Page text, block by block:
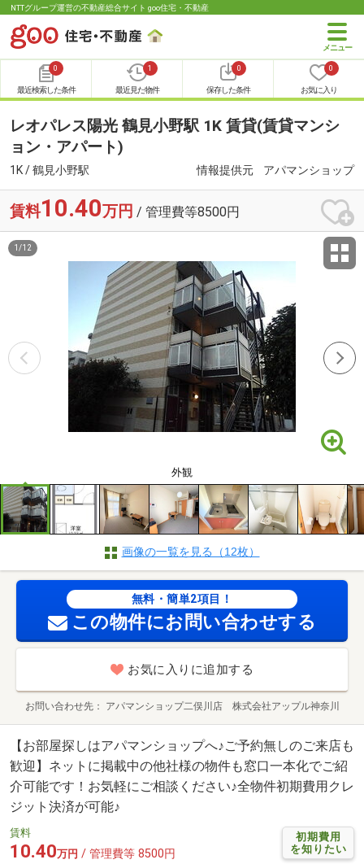
NTTグループ運営の不動産総合サイト goo住宅・不動産
0
最近検索した条件
1
最近見た物件
0
保存した条件
0
お気に入り
レオパレス陽光 鶴見小野駅 1K 賃貸(賃貸マンシ
ョン・アパート)
1K / 鶴見小野駅 情報提供元 アパマンショップ
賃料10.40万円 / 管理費等8500円
外観
1 /12
画像の一覧を見る（12枚）
無料・簡単2項目！
この物件にお問い合わせする
お気に入りに追加する
お問い合わせ先 アパマンショップ二俣川店 株式会社アップル神奈川
【お部屋探しはアパマンショップへ♪ご予約無しのご来店も
歓迎】ネットに掲載中の他社様の物件も窓口一本化でご紹
介可能です！お気軽にご相談ください♪全物件初期費用クレ
ジット決済が可能♪
初期費用
を知りたい
賃料
10.40万円 / 管理費等 8500円